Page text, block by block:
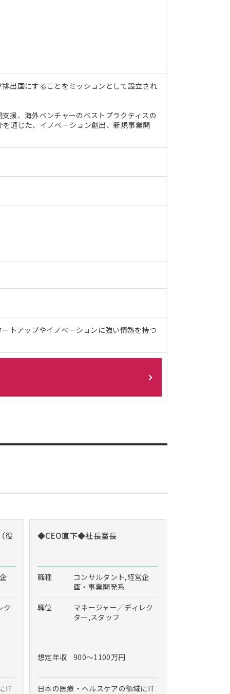
出国にすることをミッションとして設立され
援、海外ベンチャーのベストプラクティスの
通じた、イノベーション創出、新規事業開
トアップやイノベーションに強い情熱を持つ
役
ク
IT
◆CEO直下◆社長室長
職種
コンサルタント,経営企
画・事業開発系
職位
マネージャー／ディレク
ター,スタッフ
想定年収 900～1100万円
日本の医療・ヘルスケアの領域にIT